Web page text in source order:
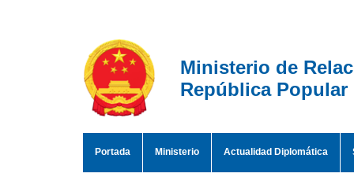
Ministerio de
República Popular
Portada Ministerio Actualidad Diplomática